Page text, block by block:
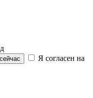
Я согласен на